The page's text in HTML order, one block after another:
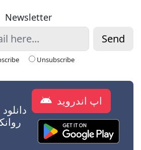
Newsletter
Send
Unsubscribe
اپ اندروید